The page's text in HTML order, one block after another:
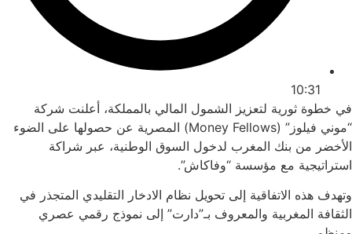
10:31
في خطوة ثورية لتعزيز الشمول المالي بالمملكة، أعلنت شركة
“موني فيلوز” (Money Fellows) المصرية عن حصولها على الضوء
الأخضر من بنك المغرب لدخول السوق الوطنية، عبر شراكة
استراتيجية مع مؤسسة “وفاكاش”.
وتهدف هذه الاتفاقية إلى تحويل نظام الادخار التقليدي المتجذر في
الثقافة المغربية والمعروف بـ”دارت” إلى نموذج رقمي عصري